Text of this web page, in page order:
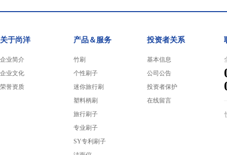
关于尚洋
企业简介
企业文化
荣誉资质
产品＆服务
竹刷
个性刷子
迷你旅行刷
塑料柄刷
旅行刷子
专业刷子
SY专利刷子
投资者关系
基本信息
公司公告
投资者保护
在线留言